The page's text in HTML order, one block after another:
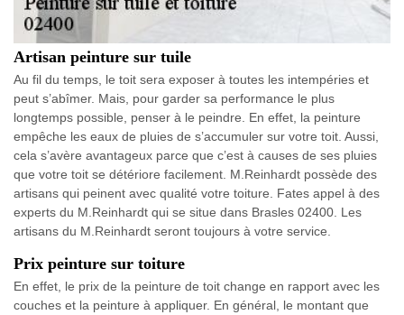
Artisan peinture sur tuile
Au fil du temps, le toit sera exposer à toutes les intempéries et
peut s’abîmer. Mais, pour garder sa performance le plus
longtemps possible, penser à le peindre. En effet, la peinture
empêche les eaux de pluies de s’accumuler sur votre toit. Aussi,
cela s’avère avantageux parce que c’est à causes de ses pluies
que votre toit se détériore facilement. M.Reinhardt possède des
artisans qui peinent avec qualité votre toiture. Fates appel à des
experts du M.Reinhardt qui se situe dans Brasles 02400. Les
artisans du M.Reinhardt seront toujours à votre service.
Prix peinture sur toiture
En effet, le prix de la peinture de toit change en rapport avec les
couches et la peinture à appliquer. En général, le montant que